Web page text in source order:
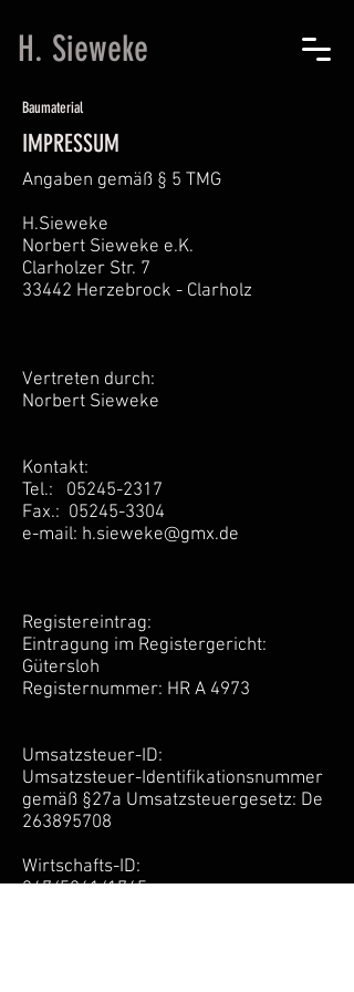
H. Sieweke
Baumaterial
IMPRESSUM
Angaben gemäß § 5 TMG
H.Sieweke
Norbert Sieweke e.K.
Clarholzer Str. 7
33442 Herzebrock - Clarholz
Vertreten durch:
Norbert Sieweke
Kontakt:
Tel.: 05245-2317
Fax.: 05245-3304
e-mail: h.sieweke@gmx.de
Registereintrag:
Eintragung im Registergericht:
Gütersloh
Registernummer: HR A 4973
Umsatzsteuer-ID:
Umsatzsteuer-Identifikationsnummer
gemäß §27a Umsatzsteuergesetz: De
263895708
Wirtschafts-ID:
347/5261/1745